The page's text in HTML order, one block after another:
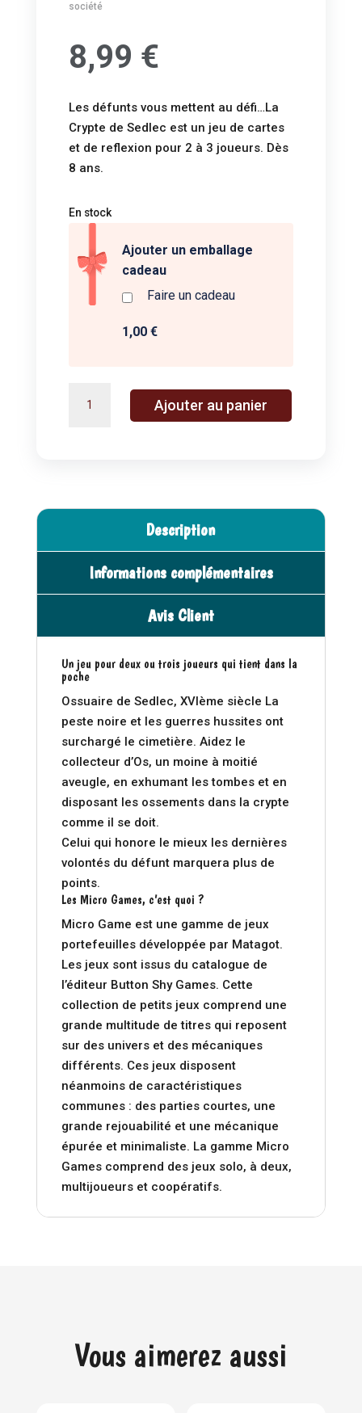
société
8,99 €
Les défunts vous mettent au défi…La
Crypte de Sedlec est un jeu de cartes
et de reflexion pour 2 à 3 joueurs. Dès
8 ans.
En stock
Ajouter un emballage
cadeau
Faire un cadeau
1,00 €
Sedlec
Ajouter au panier
A
i
e
Description
Informations complémentaires
Avis Client
Un jeu pour deux ou trois joueurs qui tient dans la
poche
Ossuaire de Sedlec, XVIème siècle La
peste noire et les guerres hussites ont
surchargé le cimetière. Aidez le
collecteur d’Os, un moine à moitié
aveugle, en exhumant les tombes et en
disposant les ossements dans la crypte
comme il se doit.
Celui qui honore le mieux les dernières
volontés du défunt marquera plus de
points.
Les Micro Games, c’est quoi ?
Micro Game est une gamme de jeux
portefeuilles développée par Matagot.
Les jeux sont issus du catalogue de
l’éditeur Button Shy Games. Cette
collection de petits jeux comprend une
grande multitude de titres qui reposent
sur des univers et des mécaniques
différents. Ces jeux disposent
néanmoins de caractéristiques
communes : des parties courtes, une
grande rejouabilité et une mécanique
épurée et minimaliste. La gamme Micro
Games comprend des jeux solo, à deux,
multijoueurs et coopératifs.
Vous aimerez aussi